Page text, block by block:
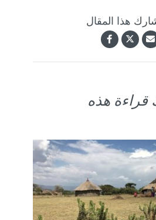
هذا المقال
قراءة هذه